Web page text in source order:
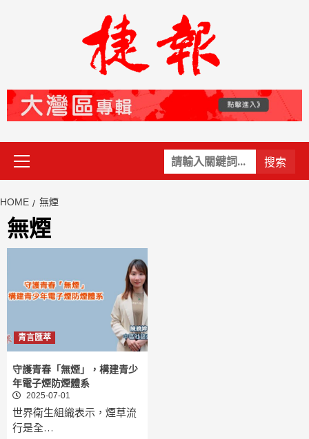
關
鍵
Primary
Menu
HOME 無煙
無煙
青言匯萃
守護青春「無煙」，構建青少
年電子煙防煙體系
2025-07-01
世界衛生組織表示，煙草流
行是全…